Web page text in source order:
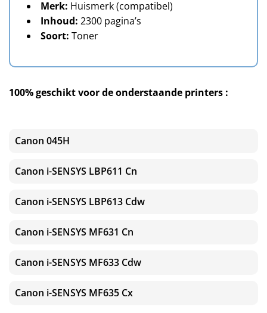
Merk: Huismerk (compatibel)
Inhoud: 2300 pagina’s
Soort: Toner
100% geschikt voor de onderstaande printers :
Canon 045H
Canon i-SENSYS LBP611 Cn
Canon i-SENSYS LBP613 Cdw
Canon i-SENSYS MF631 Cn
Canon i-SENSYS MF633 Cdw
Canon i-SENSYS MF635 Cx